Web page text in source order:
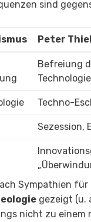
sind
Peter Thiel
Befreiung
Technologie
Techno-
Sezession,
Sympathien für
gezeigt (u.
nicht zu einem